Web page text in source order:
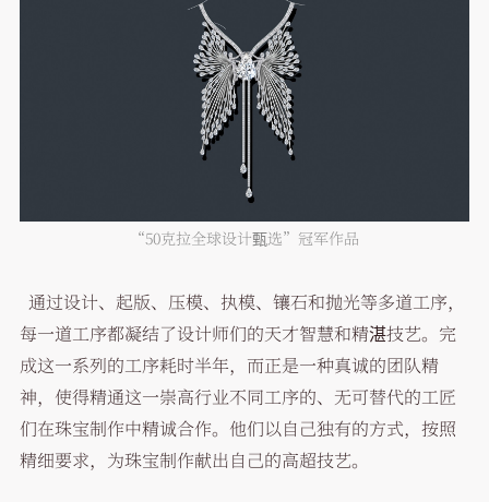
“50克拉全球设计甄选”冠军作品
通过设计、起版、压模、执模、镶石和抛光等多道工序，
每一道工序都凝结了设计师们的天才智慧和精湛技艺。完
成这一系列的工序耗时半年，而正是一种真诚的团队精
神，使得精通这一崇高行业不同工序的、无可替代的工匠
们在珠宝制作中精诚合作。他们以自己独有的方式，按照
精细要求，为珠宝制作献出自己的高超技艺。